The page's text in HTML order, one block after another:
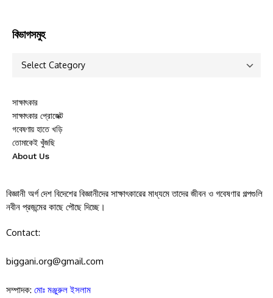
বিভাগসমুহ
সাক্ষাৎকার
সাক্ষাৎকার প্রোজেক্ট
গবেষণায় হাতে খড়ি
তোমাকেই খুঁজছি
About Us
বিজ্ঞানী অর্গ দেশ বিদেশের বিজ্ঞানীদের সাক্ষাৎকারের মাধ্যমে তাদের জীবন ও গবেষণার গল্পগুলি
নবীন প্রজন্মের কাছে পৌছে দিচ্ছে।
Contact:
biggani.org@gmail.com
সম্পাদক: মোঃ মঞ্জুরুল ইসলাম